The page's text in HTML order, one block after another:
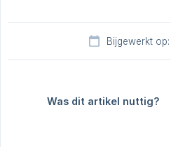
Bijgewerkt
Was dit artikel nuttig?